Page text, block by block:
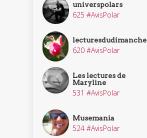
universpolars
625 #AvisPolar
lecturesdudimanche
620 #AvisPolar
Les lectures de
Maryline
531 #AvisPolar
Musemania
524 #AvisPolar